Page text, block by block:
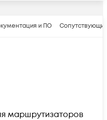
и ПО
маршрутизаторов